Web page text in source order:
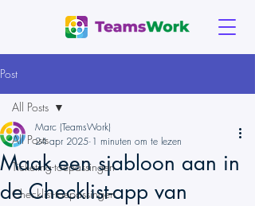
Post
All Posts
Ticketing-toepassingen
Checklist-toepassingen
All Posts
Maak een sjabloon aan in
de Checklist-app van
Marc (TeamsWork)
24 apr 2025 1 minuten om te lezen